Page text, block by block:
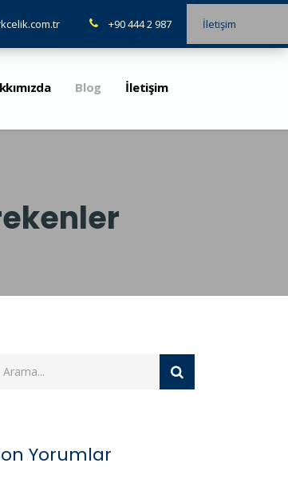
İletişim
+90 444 2 987
Blog İletişim
Yorumlar